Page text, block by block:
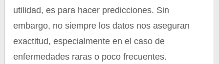
utilidad, es para hacer predicciones. Sin
embargo, no siempre los datos nos aseguran
exactitud, especialmente en el caso de
enfermedades raras o poco frecuentes.